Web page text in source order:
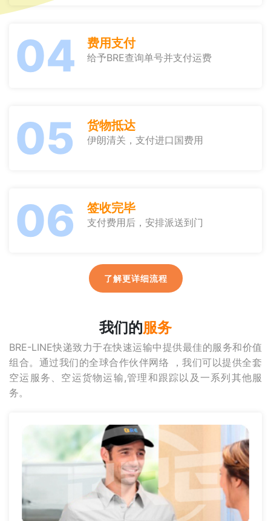
04 费用支付
给予BRE查询单号并支付运费
05 货物抵达
伊朗清关，支付进口国费用
06 签收完毕
支付费用后，安排派送到门
了解更详细流程
我们的服务
BRE-LINE快递致力于在快速运输中提供最佳的服务和价值
组合。通过我们的全球合作伙伴网络 ，我们可以提供全套
空运服务、空运货物运输,管理和跟踪以及一系列其他服
务。